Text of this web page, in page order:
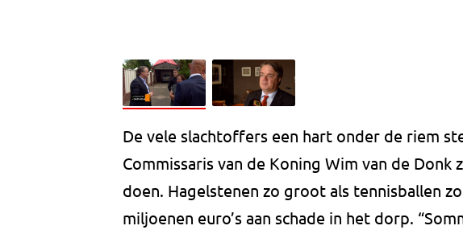
De vele slachtoffers een hart onder de riem
Commissaris van de Koning Wim van de
doen. Hagelstenen zo groot als tennisballen
miljoenen euro’s aan schade in het dorp.